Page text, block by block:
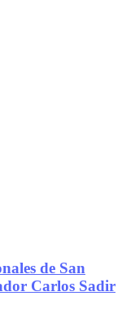
de San
Carlos Sadir